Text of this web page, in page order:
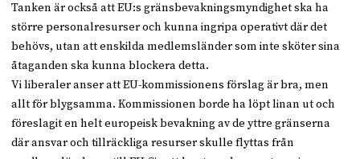
Tanken är också att EU:s gränsbevakningsmyndighet ska ha
större personalresurser och kunna ingripa operativt där det
behövs, utan att enskilda medlemsländer som inte sköter sina
åtaganden ska kunna blockera detta.
Vi liberaler anser att EU-kommissionens förslag är bra, men
allt för blygsamma. Kommissionen borde ha löpt linan ut och
föreslagit en helt europeisk bevakning av de yttre gränserna
där ansvar och tillräckliga resurser skulle flyttas från